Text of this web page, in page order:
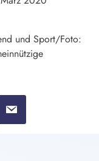
und Sport/Foto: